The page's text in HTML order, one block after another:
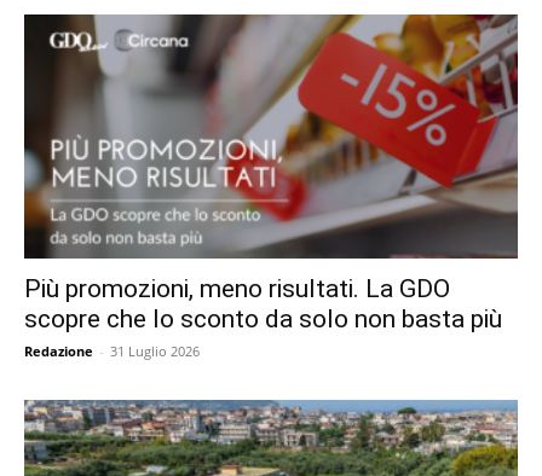
Più promozioni, meno risultati. La GDO
scopre che lo sconto da solo non basta più
Redazione - 31 Luglio 2026